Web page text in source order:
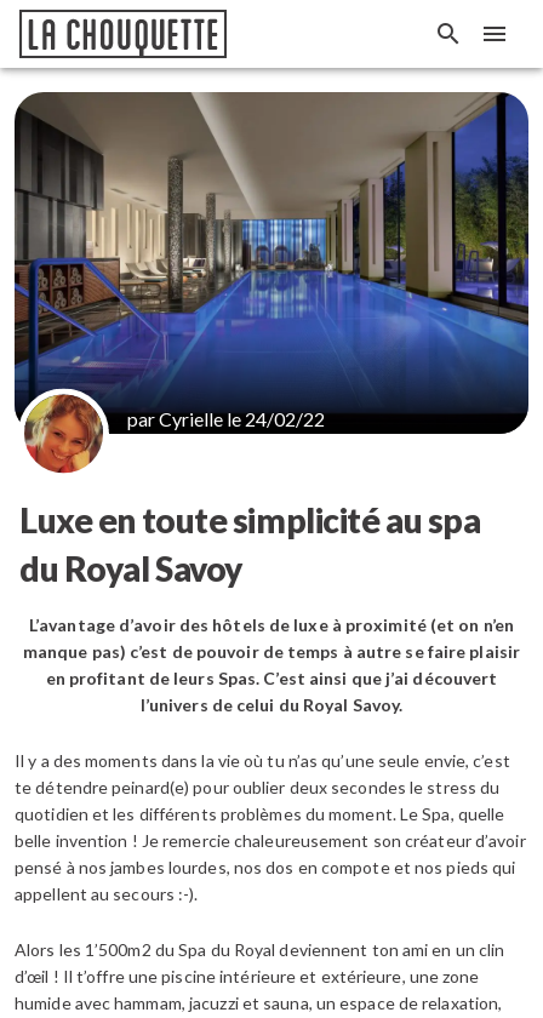
par Cyrielle le 24/02/22
Luxe en toute simplicité au spa
du Royal Savoy
L’avantage d’avoir des hôtels de luxe à proximité (et on n’en
manque pas) c’est de pouvoir de temps à autre se faire plaisir
en profitant de leurs Spas. C’est ainsi que j’ai découvert
l’univers de celui du Royal Savoy.
Il y a des moments dans la vie où tu n’as qu’une seule envie, c’est
te détendre peinard(e) pour oublier deux secondes le stress du
quotidien et les différents problèmes du moment. Le Spa, quelle
belle invention ! Je remercie chaleureusement son créateur d’avoir
pensé à nos jambes lourdes, nos dos en compote et nos pieds qui
appellent au secours :-).
Alors les 1’500m2 du Spa du Royal deviennent ton ami en un clin
d’œil ! Il t’offre une piscine intérieure et extérieure, une zone
humide avec hammam, jacuzzi et sauna, un espace de relaxation,